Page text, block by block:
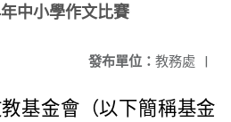
中小學作文比賽
發布單位： 教務處 |
基金會（以下簡稱基金